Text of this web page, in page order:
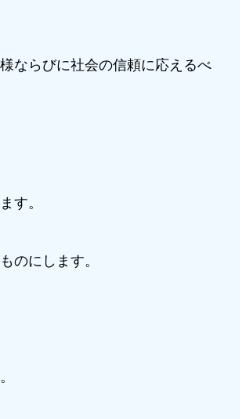
ならびに社会の信頼に応えるべ
す。
のにします。